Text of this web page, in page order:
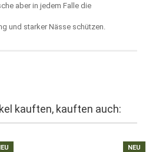
aber in jedem Falle die
und starker Nässe schützen.
kauften, kauften auch:
NEU